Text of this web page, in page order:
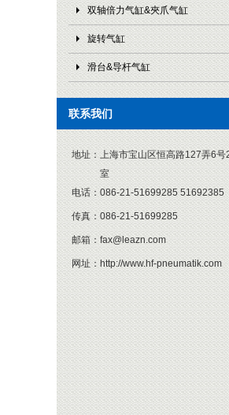
双轴倍力气缸&夾爪气缸
旋转气缸
滑台&导杆气缸
联系我们
地址： 上海市宝山区恒高路127弄6号
室
电话： 086-21-51699285 51692385
传真： 086-21-51699285
邮箱： fax@leazn.com
网址： http://www.hf-pneumatik.com